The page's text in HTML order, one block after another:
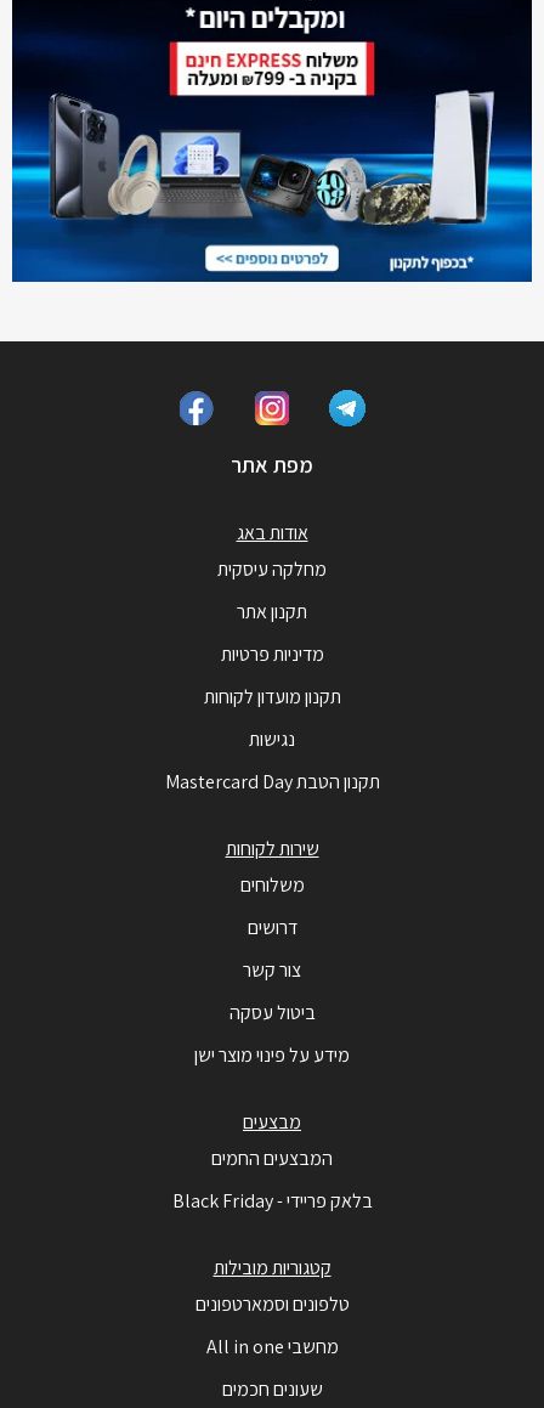
מפת אתר
אודות באג
מחלקה עיסקית
תקנון אתר
מדיניות פרטיות
תקנון מועדון לקוחות
נגישות
תקנון הטבת Mastercard Day
שירות לקוחות
משלוחים
דרושים
צור קשר
ביטול עסקה
מידע על פינוי מוצר ישן
מבצעים
המבצעים החמים
בלאק פריידי - Black Friday
קטגוריות מובילות
טלפונים וסמארטפונים
מחשבי All in one
שעונים חכמים